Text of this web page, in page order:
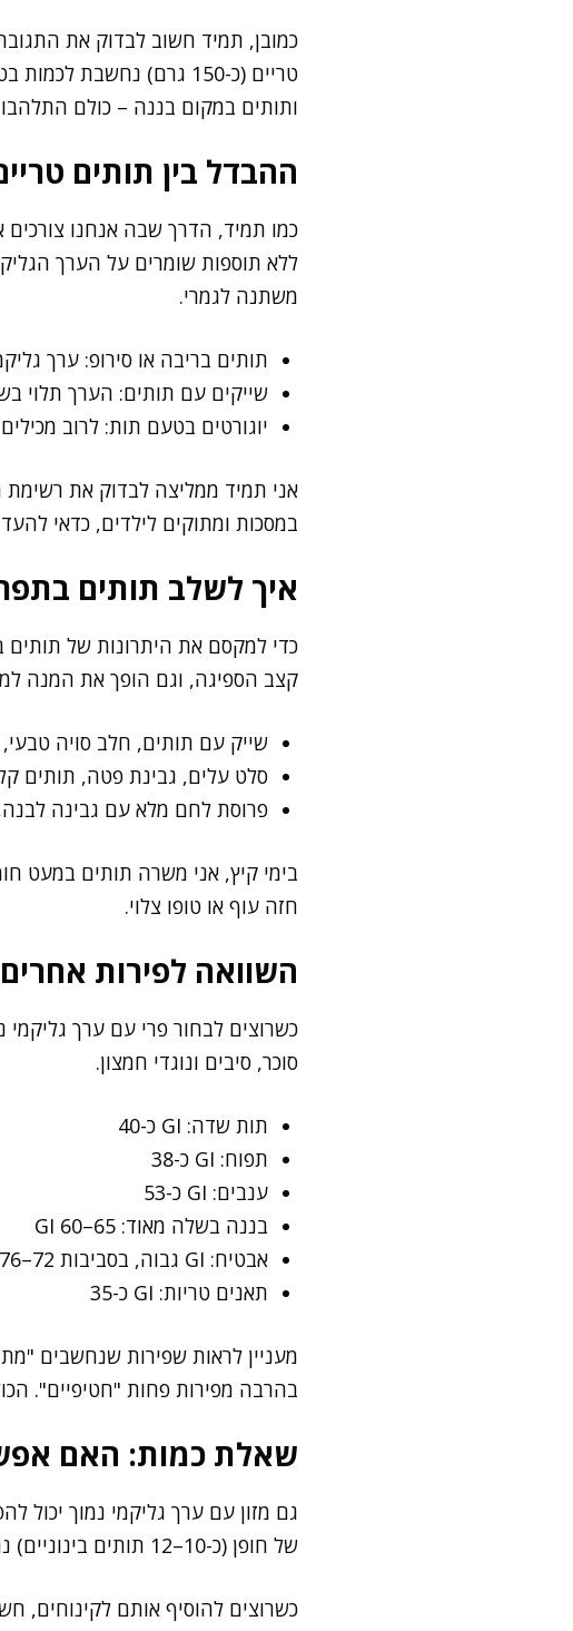
כמובן, תמיד חשוב לבדוק את
טריים (כ-150 גרם)
ותותים במקום בננה – כולם
ההבדל בין תותים
כמו תמיד, הדרך שבה אנחנו
ללא תוספות שומרים על הערך
משתנה לגמרי.
תותים בריבה או סירופ: ערך
שייקים עם תותים: הערך תלוי
יוגורטים בטעם תות: לרוב
אני תמיד ממליצה לבדוק את רשימת
במסכות ומתוקים לילדים, כדאי
איך לשלב תותים
כדי למקסם את היתרונות של תותים
קצב הספיגה, וגם הופך את המנה
שייק עם תותים, חלב סויה טבעי,
סלט עלים, גבינת פטה, תותים
פרוסת לחם מלא עם גבינה לבנה,
בימי קיץ, אני משרה תותים במעט
חזה עוף או טופו צלוי.
השוואה לפירות
כשרוצים לבחור פרי עם ערך גליקמי
סוכר, סיבים ונוגדי חמצון.
תות שדה: GI כ-40
תפוח: GI כ-38
ענבים: GI כ-53
בננה בשלה מאוד: GI 60–65
אבטיח: GI גבוה, בסביבות 72–76
תאנים טריות: GI כ-35
מעניין לראות שפירות שנחשבים
בהרבה מפירות פחות "חטיפיים".
שאלת כמות: האם
גם מזון עם ערך גליקמי נמוך יכול
של חופן (כ-10–12 תותים בינוניים) נחשבת למנה נבונה בין ארוחות.
כשרוצים להוסיף אותם לקינוחים,